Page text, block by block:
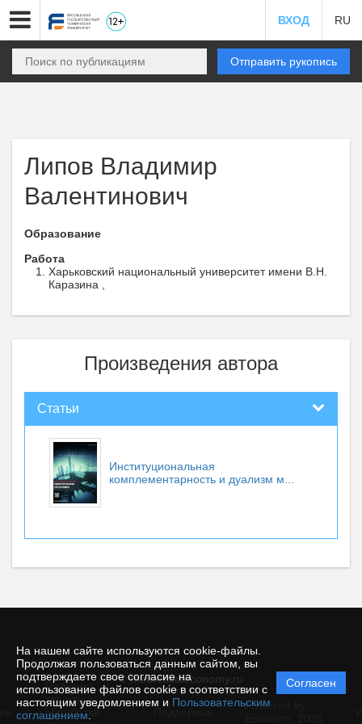
На нашем сайте используются cookie-файлы.
Продолжая пользоваться данным сайтом, вы
подтверждаете свое согласие на
использование файлов cookie в соответствии с
настоящим уведомлением и Пользовательским
соглашением
Согласен
ВХОД RU
Отправить рукопись
Липов Владимир
Валентинович
Образование
Работа
Харьковский национальный университет имени В.Н.
Каразина ,
Произведения автора
Статьи
Институциональная
комплементарность и дуализм м...
© theoreticaleconomy.ru
Политика
защиты и
обработки
Powered by